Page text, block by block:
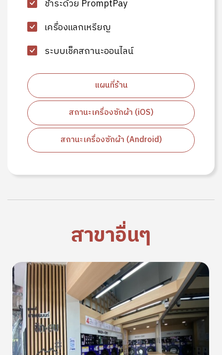
ชำระด้วย PromptPay
เครื่องแลกเหรียญ
ระบบเช็คสถานะออนไลน์
แผนที่ร้าน
สถานะเครื่องซักผ้า (iOS)
สถานะเครื่องซักผ้า (Android)
สาขาอื่นๆ